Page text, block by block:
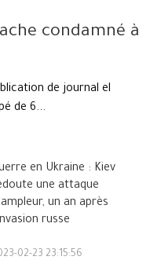
condamné à
de journal el
de 6...
en Ukraine : Kiev
une attaque
un an après
russe
02-23 23:15:56